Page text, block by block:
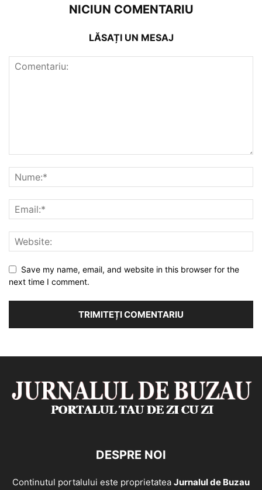
NICIUN COMENTARIU
LĂSAȚI UN MESAJ
Save my name, email, and website in this browser for the
next time I comment.
DESPRE NOI
Continutul portalului este proprietatea Jurnalul de Buzau